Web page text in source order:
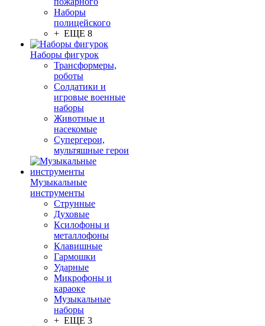
Наборы
полицейского
+ ЕЩЕ 8
Наборы фигурок
Трансформеры,
роботы
Солдатики и
игровые военные
наборы
Животные и
насекомые
Супергерои,
мультяшные герои
Музыкальные
инструменты
Струнные
Духовые
Ксилофоны и
металлофоны
Клавишные
Гармошки
Ударные
Микрофоны и
караоке
Музыкальные
наборы
+ ЕЩЕ 3